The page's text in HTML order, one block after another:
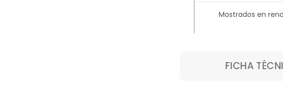
Mostrados en
FICHA